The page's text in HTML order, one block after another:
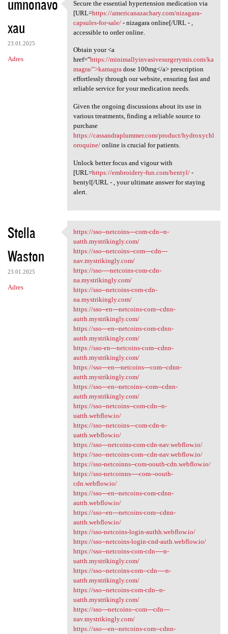
umnonavo
xau
23.01.2025
Adres
Secure the essential
Secure the essential hypertension medication via
[URL=https://americanazachary.com/nizagara-
capsules-for-sale/- nizagara online[/URL - ,
accessible to order online.
Obtain your <a
href="https://minimallyinvasivesurgerymis.com/ka
magra/">kamagradose 100mg</a> prescription
effortlessly through our website, ensuring fast and
reliable service for your medication needs.
Given the ongoing discussions about its use in
various treatments, finding a reliable source to
purchase
https://cassandraplummer.com/product/hydroxychl
oroquine/online is crucial for patients.
Unlock better focus and vigour with
[URL=https://embroidery-fun.com/bentyl/-
bentyl[/URL - , your ultimate answer for staying
alert.
Stella
Waston
23.01.2025
Adres
https://sso--netcoins---com
https://sso--netcoins---com-cdn--n-
uatth.mystrikingly.com/
https://sso--netcoins--com---cdn---
nav.mystrikingly.com/
https://sso----netcoins-com-cdn-
na.mystrikingly.com/
https://sso--netcoins-com-cdn-
na.mystrikingly.com/
https://sso--en---netcoins-com--cdnn-
autth.mystrikingly.com/
https://sso---en--netcoins-com-cdnn-
autth.mystrikingly.com/
https://sso-en---netcoins-com--cdnn-
autth.mystrikingly.com/
https://sso---en---netcoins---com--cdnn-
autth.mystrikingly.com/
https://sso---en--netcoins--com--cdnn-
autth.mystrikingly.com/
https://sso--netcoins--com-cdn--n-
uatth.webflow.io/
https://sso--netcoins---com-cdn-n-
uatth.webflow.io/
https://sso---netcoins-com-cdn-nav.webflow.io/
https://sso--netcoins-com--cdn-nav.webflow.io/
https://sso-netcoinns--com-oouth-cdn.webflow.io/
https://sso-netcoinns----com--oouth-
cdn.webflow.io/
https://sso---en--netcoins-com-cdnn-
autth.webflow.io/
https://sso--en---netcoins-com--cdnn-
autth.webflow.io/
https://sso-netcoins-login-authh.webflow.io/
https://sso--netcoins-login-cnd-auth.webflow.io/
https://sso--netcoins-com-cdn----n-
uatth.mystrikingly.com/
https://sso--netcoins-com--cdn----n-
uatth.mystrikingly.com/
https://sso--netcoins-com-cdn--n-
uatth.mystrikingly.com/
https://sso---netcoins--com---cdn---
nav.mystrikingly.com/
https://sso---en--netcoins-com--cdnn-